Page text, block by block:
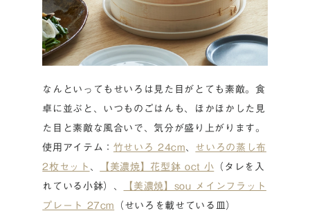
なんといってもせいろは見た目がとても素敵。食
卓に並ぶと、いつものごはんも、ほかほかした見
た目と素敵な風合いで、気分が盛り上がります。
使用アイテム： 竹せいろ 24cm、 せいろの蒸し布
2枚セット 、 【美濃焼】花型鉢 oct 小 （タレを入
れている小鉢）、
【美濃焼】sou メインフラット
プレート 27cm （せいろを載せている皿）